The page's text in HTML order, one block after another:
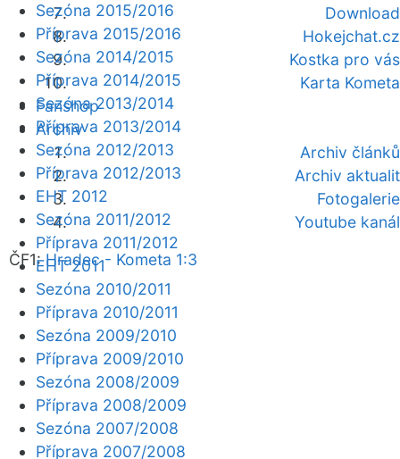
Download
Hokejchat.cz
Kostka pro vás
Karta Kometa
Fanshop
Archiv
Archiv článků
Archiv aktualit
Fotogalerie
Youtube kanál
ČF1:Hradec - Kometa 1:3
Sezóna 2015/2016
Příprava 2015/2016
Sezóna 2014/2015
Příprava 2014/2015
Sezóna 2013/2014
Příprava 2013/2014
Sezóna 2012/2013
Příprava 2012/2013
EHT 2012
Sezóna 2011/2012
Příprava 2011/2012
EHT 2011
Sezóna 2010/2011
Příprava 2010/2011
Sezóna 2009/2010
Příprava 2009/2010
Sezóna 2008/2009
Příprava 2008/2009
Sezóna 2007/2008
Příprava 2007/2008